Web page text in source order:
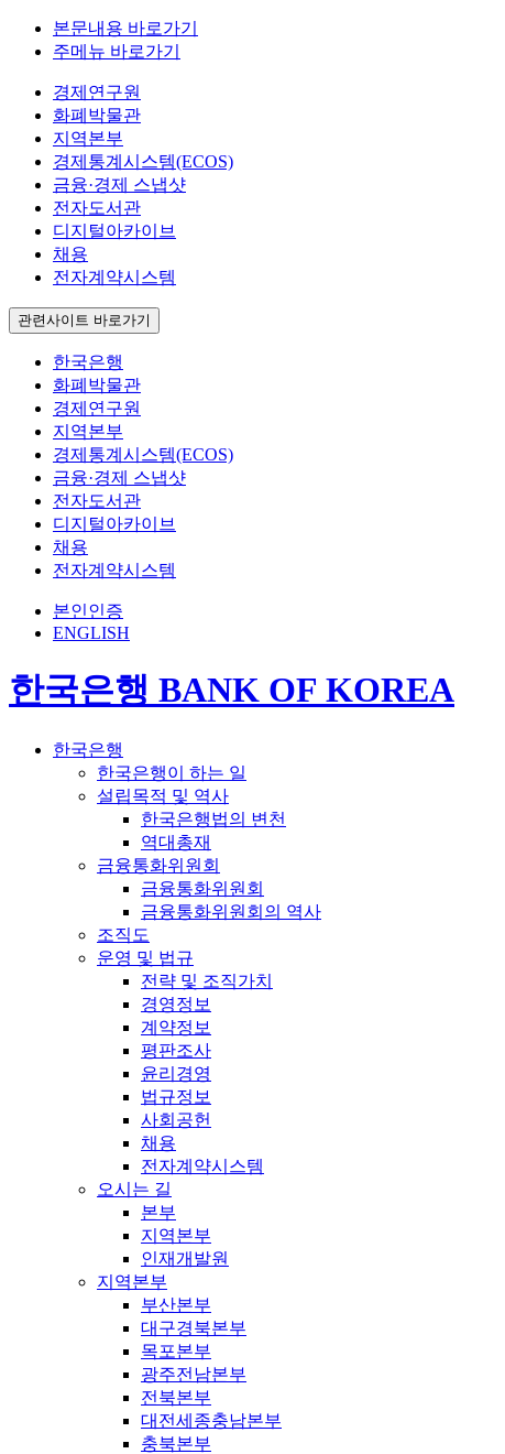
본문내용 바로가기
주메뉴 바로가기
경제연구원
화폐박물관
지역본부
경제통계시스템(ECOS)
금융·경제 스냅샷
전자도서관
디지털아카이브
채용
전자계약시스템
관련사이트 바로가기
한국은행
화폐박물관
경제연구원
지역본부
경제통계시스템(ECOS)
금융·경제 스냅샷
전자도서관
디지털아카이브
채용
전자계약시스템
본인인증
ENGLISH
한국은행 BANK OF KOREA
한국은행
한국은행이 하는 일
설립목적 및 역사
한국은행법의 변천
역대총재
금융통화위원회
금융통화위원회
금융통화위원회의 역사
조직도
운영 및 법규
전략 및 조직가치
경영정보
계약정보
평판조사
윤리경영
법규정보
사회공헌
채용
전자계약시스템
오시는 길
본부
지역본부
인재개발원
지역본부
부산본부
대구경북본부
목포본부
광주전남본부
전북본부
대전세종충남본부
충북본부